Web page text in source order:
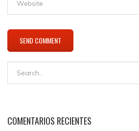
COMENTARIOS RECIENTES